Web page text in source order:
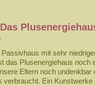
mit sehr
das Plusenergiehaus noch
Eltern noch undenkbar
verbraucht. Ein Kunstwerke